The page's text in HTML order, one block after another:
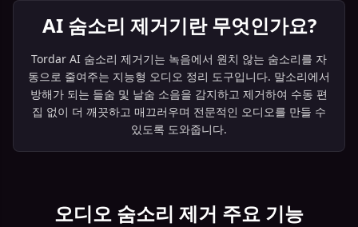
AI 숨소리 제거기란 무엇인가요?
Tordar AI 숨소리 제거기는 녹음에서 원치 않는 숨소리를 자
동으로 줄여주는 지능형 오디오 정리 도구입니다. 말소리에서
방해가 되는 들숨 및 날숨 소음을 감지하고 제거하여 수동 편
집 없이 더 깨끗하고 매끄러우며 전문적인 오디오를 만들 수
있도록 도와줍니다.
오디오 숨소리 제거 주요 기능